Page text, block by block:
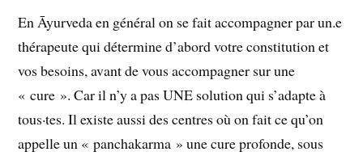
En Āyurveda en général on se fait accompagner par un.e
thérapeute qui détermine d’abord votre constitution et
vos besoins, avant de vous accompagner sur une
« cure ». Car il n’y a pas UNE solution qui s’adapte à
tous·tes. Il existe aussi des centres où on fait ce qu’on
appelle un « panchakarma » une cure profonde, sous